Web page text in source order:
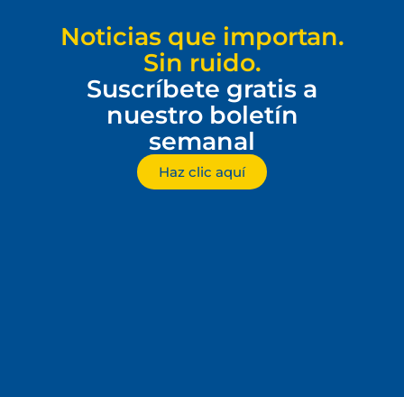
Noticias que importan.
Sin ruido.
Suscríbete gratis a
nuestro boletín
semanal
Haz clic aquí